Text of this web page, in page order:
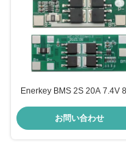
Enerkey BMS 2S 20A 7.4V
18650 電動バイク用の充電
板
お問い合わせ